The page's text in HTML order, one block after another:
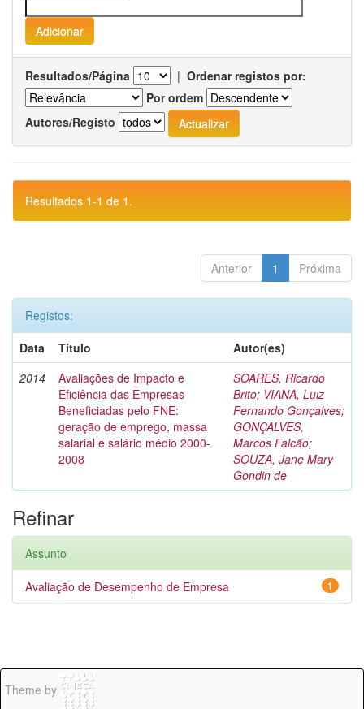
Resultados/Página | Ordenar registos por:
Por ordem
Autores/Registo
Resultados 1-1 de 1.
Anterior 1 Próxima
Registos:
Data
Título
Autor(es)
2014
Avaliações de Impacto e
Eficiência das Empresas
Beneficiadas pelo FNE:
geração de emprego, massa
salarial e salário médio 2000-
2008
SOARES, Ricardo
Brito; VIANA, Luiz
Fernando Gonçalves;
GONÇALVES,
Marcos Falcão;
SOUZA, Jane Mary
Gondin de
Refinar
Assunto
1
Avaliação de Desempenho de Empresa
Theme by